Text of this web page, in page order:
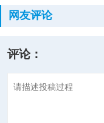
网友评论
评论：